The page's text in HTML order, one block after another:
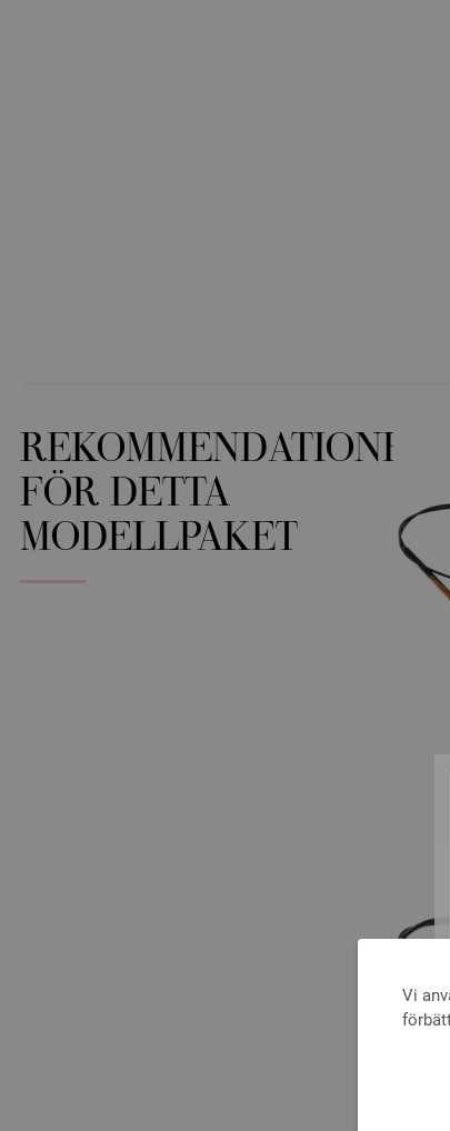
Vi
REKOMMENDATIONER
FÖR DETTA
MODELLPAKET